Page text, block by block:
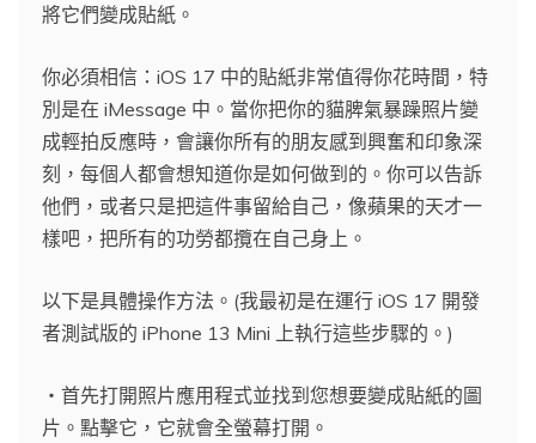
將它們變成貼紙。
你必須相信：iOS 17 中的貼紙非常值得你花時間，特
別是在 iMessage 中。當你把你的貓脾氣暴躁照片變
成輕拍反應時，會讓你所有的朋友感到興奮和印象深
刻，每個人都會想知道你是如何做到的。你可以告訴
他們，或者只是把這件事留給自己，像蘋果的天才一
樣吧，把所有的功勞都攬在自己身上。
以下是具體操作方法。(我最初是在運行 iOS 17 開發
者測試版的 iPhone 13 Mini 上執行這些步驟的。)
・首先打開照片應用程式並找到您想要變成貼紙的圖
片。點擊它，它就會全螢幕打開。